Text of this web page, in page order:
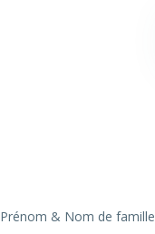
Prénom & Nom de famille